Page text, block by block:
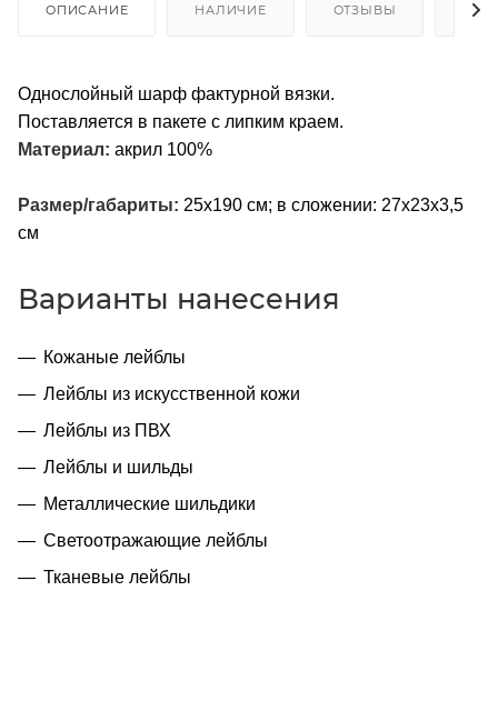
ОПИСАНИЕ НАЛИЧИЕ ОТЗЫВЫ
Однослойный шарф фактурной вязки.
Поставляется в пакете с липким краем.
Материал: акрил 100%
Размер/габариты: 25x190 см; в сложении: 27x23x3,5
см
Варианты нанесения
Кожаные лейблы
Лейблы из искусственной кожи
Лейблы из ПВХ
Лейблы и шильды
Металлические шильдики
Светоотражающие лейблы
Тканевые лейблы